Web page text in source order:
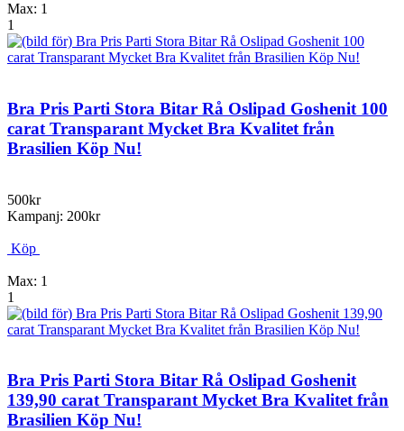
Max: 1
1
Bra Pris Parti Stora Bitar Rå Oslipad Goshenit 100
carat Transparant Mycket Bra Kvalitet från
Brasilien Köp Nu!
500kr
Kampanj: 200kr
Köp
Max: 1
1
Bra Pris Parti Stora Bitar Rå Oslipad Goshenit
139,90 carat Transparant Mycket Bra Kvalitet från
Brasilien Köp Nu!